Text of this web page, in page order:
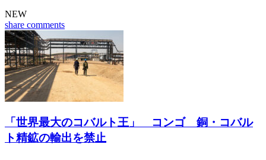
NEW
share comments
「世界最大のコバルト王」 コンゴ 銅・コバル
ト精鉱の輸出を禁止